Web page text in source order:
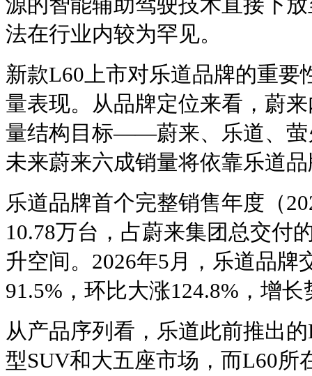
法在行业内较为罕见。
新款L60上市对乐道品牌的重要
量表现。从品牌定位来看，蔚
量结构目标——蔚来、乐道、萤
未来蔚来六成销量将依靠乐道
乐道品牌首个完整销售年度（
10.78万台，占蔚来集团总交付
升空间。2026年5月，乐道品牌
91.5%，环比大涨124.8%，增
从产品序列看，乐道此前推出
型SUV和大五座市场，而L60所